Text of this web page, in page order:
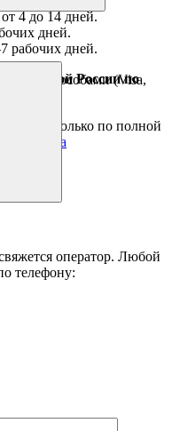
4 до 14 дней.
дней.
рабочих дней.
Почтой России по
способами (Visa,
России только по полной
оплата
оператор. Любой
телефону: